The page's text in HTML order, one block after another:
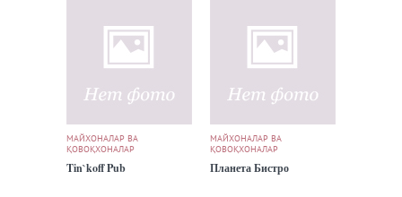
МАЙХОНАЛАР ВА
ҚОВОҚХОНАЛАР
Tin`koff Pub
МАЙХОНАЛАР ВА
ҚОВОҚХОНАЛАР
Планета Бистро